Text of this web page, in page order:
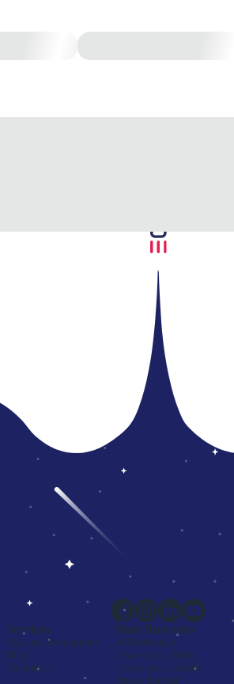
Serviços
Seja um Revendedor
Blog
Assinatura
Mais Buscados
Alfabetização
Livros para Bebês
Livros para Colorir
Apoio Escolar